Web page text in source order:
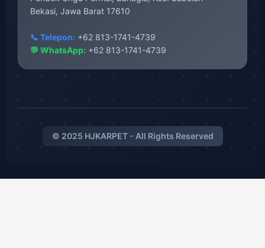
Bekasi, Jawa Barat 17610
📞 Telepon: +62 813-1741-4739
💬 WhatsApp: +62 813-1741-4739
© 2025 HJKARPET - All Rights Reserved